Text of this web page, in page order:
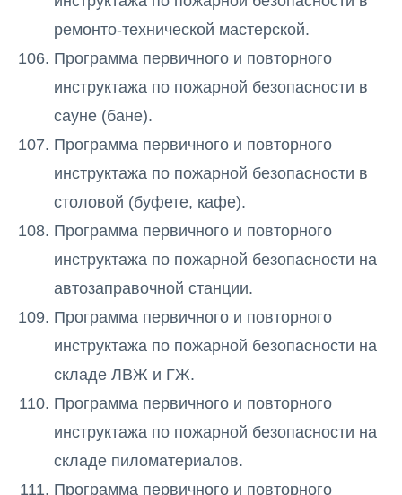
ремонто-технической мастерской.
Программа первичного и повторного
инструктажа по пожарной безопасности в
сауне (бане).
Программа первичного и повторного
инструктажа по пожарной безопасности в
столовой (буфете, кафе).
Программа первичного и повторного
инструктажа по пожарной безопасности на
автозаправочной станции.
Программа первичного и повторного
инструктажа по пожарной безопасности на
складе ЛВЖ и ГЖ.
Программа первичного и повторного
инструктажа по пожарной безопасности на
складе пиломатериалов.
Программа первичного и повторного